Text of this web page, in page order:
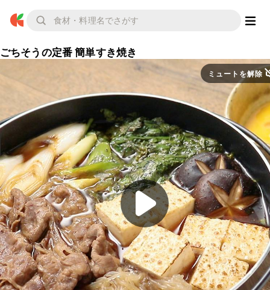
ごちそうの定番 簡単すき焼き
ミュートを解除